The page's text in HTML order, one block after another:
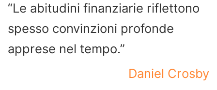
“Le abitudini finanziarie riflettono
spesso convinzioni profonde
apprese nel tempo.”
Daniel Crosby